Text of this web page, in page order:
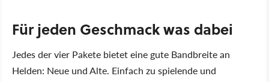
Für jeden Geschmack was dabei
Jedes der vier Pakete bietet eine gute Bandbreite an
Helden: Neue und Alte. Einfach zu spielende und